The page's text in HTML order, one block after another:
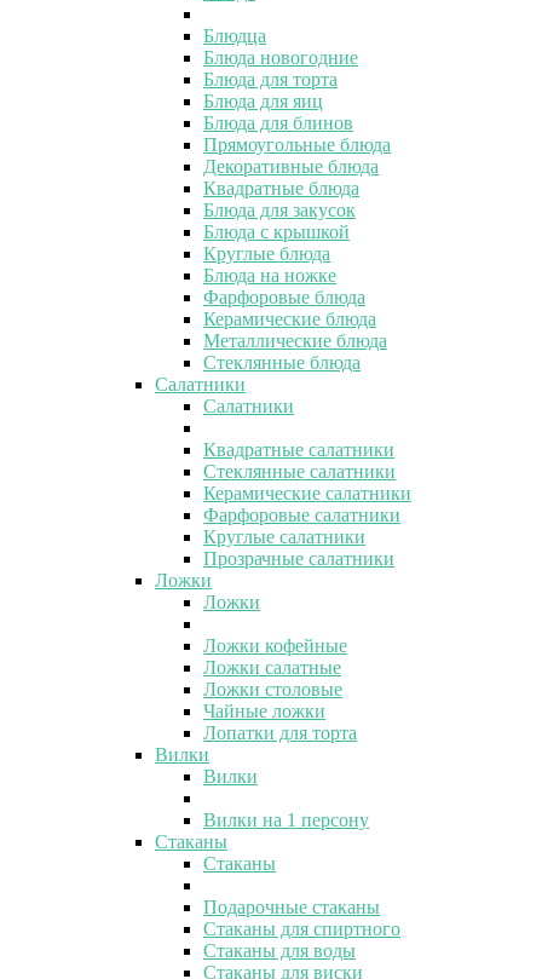
Блюдца
Блюда новогодние
Блюда для торта
Блюда для яиц
Блюда для блинов
Прямоугольные блюда
Декоративные блюда
Квадратные блюда
Блюда для закусок
Блюда с крышкой
Круглые блюда
Блюда на ножке
Фарфоровые блюда
Керамические блюда
Металлические блюда
Стеклянные блюда
Салатники
Салатники
Квадратные салатники
Стеклянные салатники
Керамические салатники
Фарфоровые салатники
Круглые салатники
Прозрачные салатники
Ложки
Ложки
Ложки кофейные
Ложки салатные
Ложки столовые
Чайные ложки
Лопатки для торта
Вилки
Вилки
Вилки на 1 персону
Стаканы
Стаканы
Подарочные стаканы
Стаканы для спиртного
Стаканы для воды
Стаканы для виски